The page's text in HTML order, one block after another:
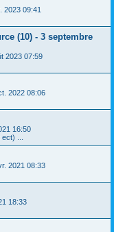
2023 09:41
(10) - 3 septembre
2023 07:59
2022 08:06
16:50
...
2021 08:33
18:33